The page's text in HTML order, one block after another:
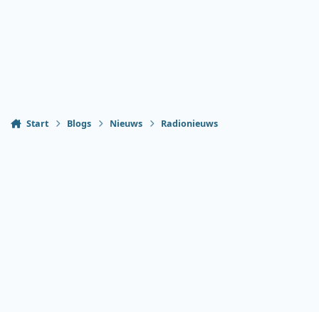
Start Blogs Nieuws Radionieuws